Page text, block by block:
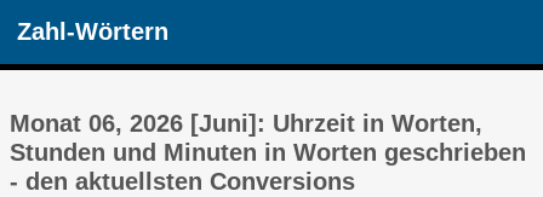
Zahl-Wörtern
Monat 06, 2026 [Juni]: Uhrzeit in Worten,
Stunden und Minuten in Worten geschrieben
- den aktuellsten Conversions